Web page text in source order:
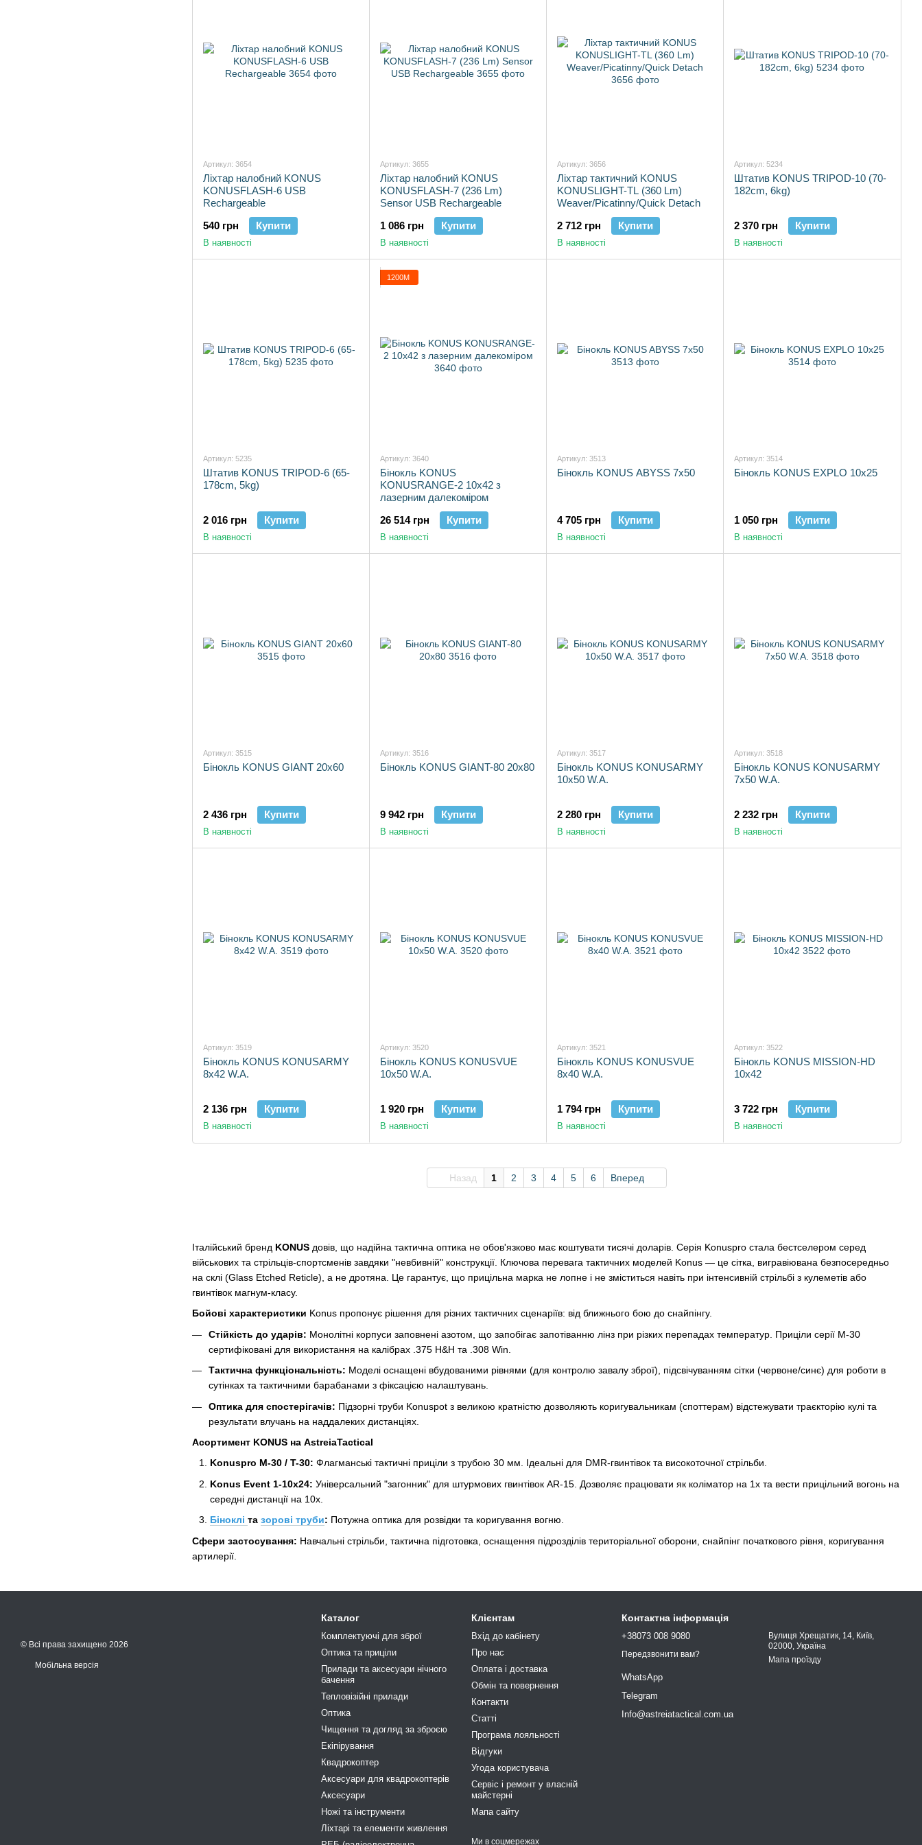
Італійський бренд KONUS довів, що надійна тактична оптика не обов'язково має коштувати тисячі доларів. Серія Konuspro стала бестселером серед
військових та стрільців-спортсменів завдяки "невбивній" конструкції. Ключова перевага тактичних моделей Konus — це сітка, вигравіювана безпосередньо
на склі (Glass Etched Reticle), а не дротяна. Це гарантує, що прицільна марка не лопне і не зміститься навіть при інтенсивній стрільбі з кулеметів або
гвинтівок магнум-класу.
Бойові характеристики Konus пропонує рішення для різних тактичних сценаріїв: від ближнього бою до снайпінгу.
Стійкість до ударів: Монолітні корпуси заповнені азотом, що запобігає запотіванню лінз при різких перепадах температур. Приціли серії M-30
сертифіковані для використання на калібрах .375 H&H та .308 Win.
Тактична функціональність: Моделі оснащені вбудованими рівнями (для контролю завалу зброї), підсвічуванням сітки (червоне/синє) для роботи в
сутінках та тактичними барабанами з фіксацією налаштувань.
Оптика для спостерігачів: Підзорні труби Konuspot з великою кратністю дозволяють коригувальникам (споттерам) відстежувати траєкторію кулі та
результати влучань на наддалеких дистанціях.
Асортимент KONUS на AstreiaTactical
Konuspro M-30 / T-30: Флагманські тактичні приціли з трубою 30 мм. Ідеальні для DMR-гвинтівок та високоточної стрільби.
Konus Event 1-10x24: Універсальний "загонник" для штурмових гвинтівок AR-15. Дозволяє працювати як коліматор на 1x та вести прицільний вогонь на
середні дистанції на 10x.
Біноклі та зорові труби: Потужна оптика для розвідки та коригування вогню.
Сфери застосування: Навчальні стрільби, тактична підготовка, оснащення підрозділів територіальної оборони, снайпінг початкового рівня, коригування
артилерії.
Артикул: 3654
Ліхтар налобний KONUS
KONUSFLASH-6 USB
Rechargeable
540 грн
Купити
В наявності
Артикул: 3655
Ліхтар налобний KONUS
KONUSFLASH-7 (236 Lm)
Sensor USB Rechargeable
1 086 грн
Купити
В наявності
Артикул: 3656
Ліхтар тактичний KONUS
KONUSLIGHT-TL (360 Lm)
Weaver/Picatinny/Quick Detach
2 712 грн
Купити
В наявності
Артикул: 5234
Штатив KONUS TRIPOD-10 (70-
182cm, 6kg)
2 370 грн Купити
В наявності
Артикул: 5235
Штатив KONUS TRIPOD-6 (65-
178cm, 5kg)
2 016 грн Купити
В наявності
1200М
Артикул: 3640
Бінокль KONUS
KONUSRANGE-2 10x42 з
лазерним далекоміром
26 514 грн
Купити
В наявності
Артикул: 3513
Бінокль KONUS ABYSS 7x50
4 705 грн Купити
В наявності
Артикул: 3514
Бінокль KONUS EXPLO 10x25
1 050 грн Купити
В наявності
Артикул: 3515
Бінокль KONUS GIANT 20x60
2 436 грн Купити
В наявності
Артикул: 3516
Бінокль KONUS GIANT-80 20x80
9 942 грн Купити
В наявності
Артикул: 3517
Бінокль KONUS KONUSARMY
10x50 W.A.
2 280 грн Купити
В наявності
Артикул: 3518
Бінокль KONUS KONUSARMY
7x50 W.A.
2 232 грн Купити
В наявності
Артикул: 3519
Бінокль KONUS KONUSARMY
8x42 W.A.
2 136 грн Купити
В наявності
Артикул: 3520
Бінокль KONUS KONUSVUE
10x50 W.A.
1 920 грн Купити
В наявності
Артикул: 3521
Бінокль KONUS KONUSVUE
8x40 W.A.
1 794 грн Купити
В наявності
Артикул: 3522
Бінокль KONUS MISSION-HD
10x42
3 722 грн Купити
В наявності
Назад 1 2 3 4 5 6 Вперед
© Всі права захищено 2026
Мобільна версія
Каталог
Комплектуючі для зброї
Оптика та приціли
Прилади та аксесуари нічного
бачення
Тепловізійні прилади
Оптика
Чищення та догляд за зброєю
Екіпірування
Квадрокоптер
Аксесуари для квадрокоптерів
Аксесуари
Ножі та інструменти
Ліхтарі та елементи живлення
Клієнтам
Вхід до кабінету
Про нас
Оплата і доставка
Обмін та повернення
Контакти
Статті
Програма лояльності
Відгуки
Угода користувача
Сервіс і ремонт у власній
майстерні
Мапа сайту
Ми в соцмережах
Контактна інформація
+38073 008 9080
Передзвонити вам?
WhatsApp
Telegram
Info@astreiatactical.com.ua
Вулиця Хрещатик, 14, Київ,
02000, Україна
Мапа проїзду